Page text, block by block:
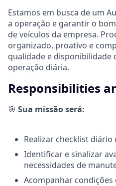
Estamos em busca de um
a operação e garantir o
de veículos da empresa.
organizado, proativo e
qualidade e disponibilidade
operação diária.
Responsibilities
🎯 Sua missão será:
Realizar checklist diário
Identificar e sinalizar
necessidades de
Acompanhar